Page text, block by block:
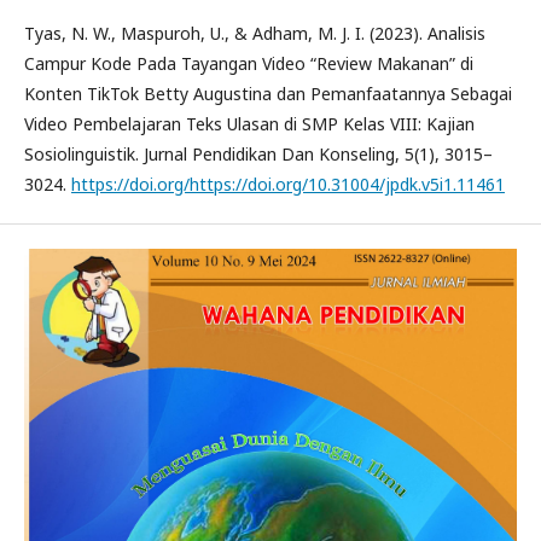
Tyas, N. W., Maspuroh, U., & Adham, M. J. I. (2023). Analisis
Campur Kode Pada Tayangan Video “Review Makanan” di
Konten TikTok Betty Augustina dan Pemanfaatannya Sebagai
Video Pembelajaran Teks Ulasan di SMP Kelas VIII: Kajian
Sosiolinguistik. Jurnal Pendidikan Dan Konseling, 5(1), 3015–
3024. https://doi.org/https://doi.org/10.31004/jpdk.v5i1.11461